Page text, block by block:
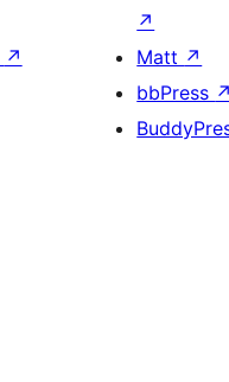
↗
↗
Matt ↗
bbPress ↗